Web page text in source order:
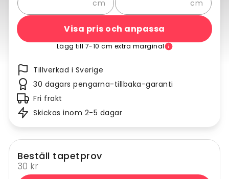
cm cm
Visa pris och anpassa
Lägg till 7-10 cm extra marginal
Tillverkad i Sverige
30 dagars pengarna-tillbaka-garanti
Fri frakt
Skickas inom 2-5 dagar
Beställ tapetprov
30 kr